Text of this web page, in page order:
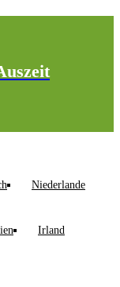
Niederlande
Irland